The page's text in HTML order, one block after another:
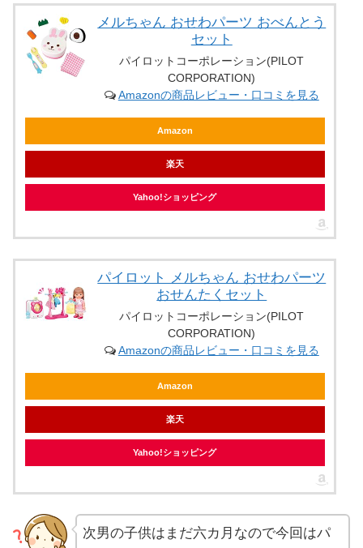
メルちゃん おせわパーツ おべんとう
セット
パイロットコーポレーション(PILOT
CORPORATION)
Amazonの商品レビュー・口コミを見る
Amazon
楽天
Yahoo!ショッピング
パイロット メルちゃん おせわパーツ
おせんたくセット
パイロットコーポレーション(PILOT
CORPORATION)
Amazonの商品レビュー・口コミを見る
Amazon
楽天
Yahoo!ショッピング
次男の子供はまだ六カ月なので今回はパ